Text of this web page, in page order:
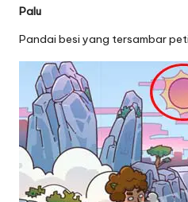
Palu
Pandai besi yang tersambar